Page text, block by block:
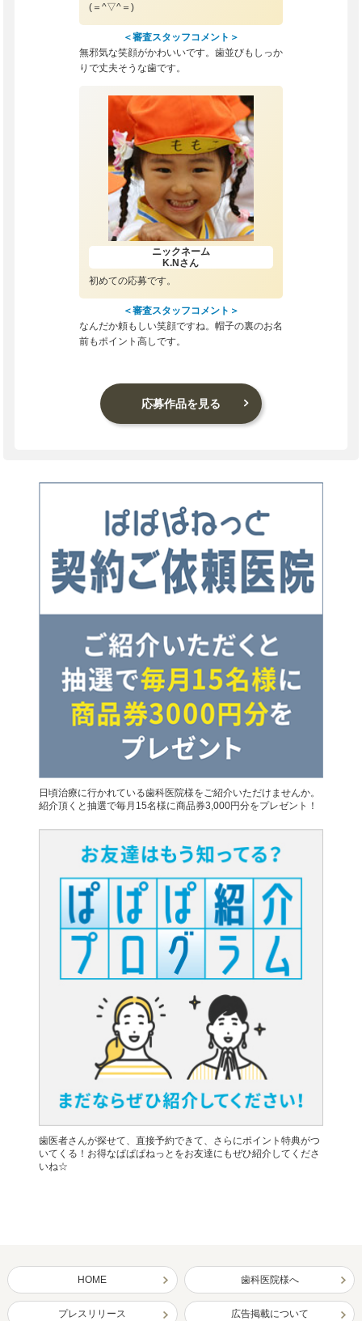
(＝^▽^＝)
＜審査スタッフコメント＞
無邪気な笑顔がかわいいです。歯並びもしっか
りで丈夫そうな歯です。
ニックネーム
K.Nさん
初めての応募です。
＜審査スタッフコメント＞
なんだか頼もしい笑顔ですね。帽子の裏のお名
前もポイント高しです。
応募作品を見る
日頃治療に行かれている歯科医院様をご紹介いただけませんか。
紹介頂くと抽選で毎月15名様に商品券3,000円分をプレゼント！
歯医者さんが探せて、直接予約できて、さらにポイント特典がつ
いてくる！お得なぱぱぱねっとをお友達にもぜひ紹介してくださ
いね☆
HOME 歯科医院様へ
プレスリリース 広告掲載について